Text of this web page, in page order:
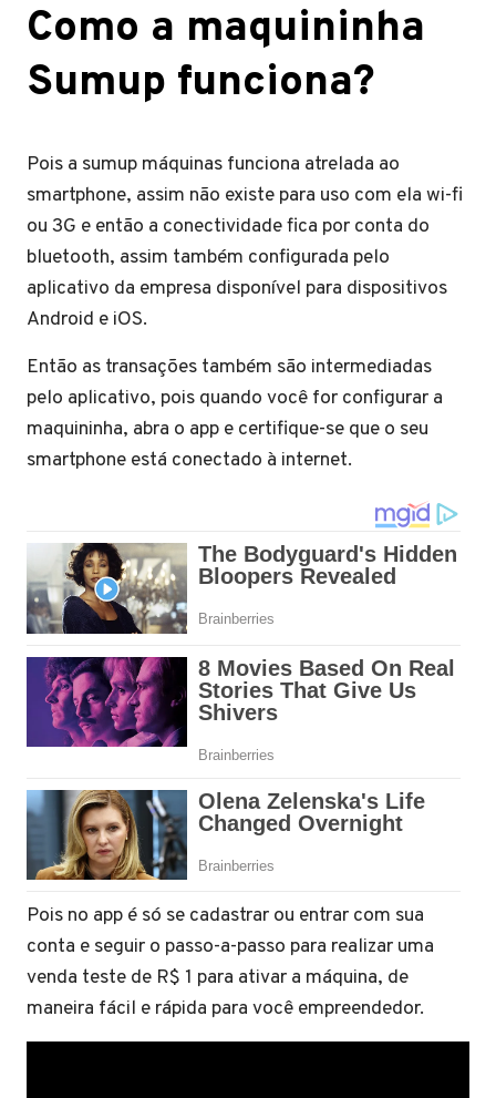
Como a maquininha
Sumup funciona?
Pois a sumup máquinas funciona atrelada ao
smartphone, assim não existe para uso com ela wi-fi
ou 3G e então a conectividade fica por conta do
bluetooth, assim também configurada pelo
aplicativo da empresa disponível para dispositivos
Android e iOS.
Então as transações também são intermediadas
pelo aplicativo, pois quando você for configurar a
maquininha, abra o app e certifique-se que o seu
smartphone está conectado à internet.
Pois no app é só se cadastrar ou entrar com sua
conta e seguir o passo-a-passo para realizar uma
venda teste de R$ 1 para ativar a máquina, de
maneira fácil e rápida para você empreendedor.